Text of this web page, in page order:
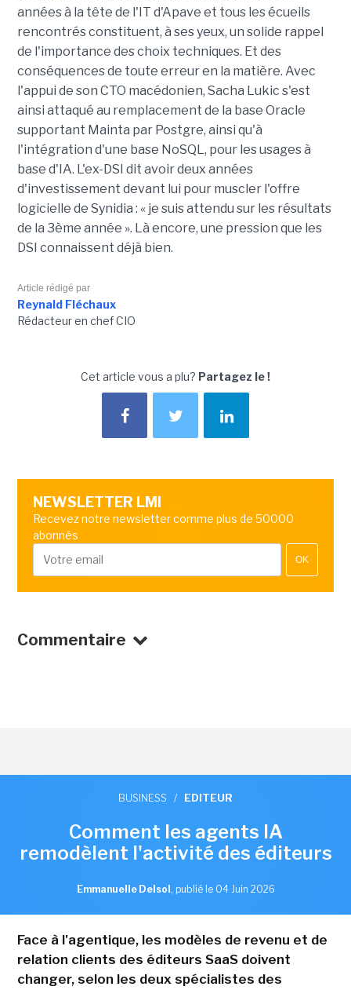
années à la tête de l'IT d'Apave et tous les écueils
rencontrés constituent, à ses yeux, un solide rappel
de l'importance des choix techniques. Et des
conséquences de toute erreur en la matière. Avec
l'appui de son CTO macédonien, Sacha Lukic s'est
ainsi attaqué au remplacement de la base Oracle
supportant Mainta par Postgre, ainsi qu'à
l'intégration d'une base NoSQL, pour les usages à
base d'IA. L'ex-DSI dit avoir deux années
d'investissement devant lui pour muscler l'offre
logicielle de Synidia : « je suis attendu sur les résultats
de la 3ème année ». Là encore, une pression que les
DSI connaissent déjà bien.
Article rédigé par
Reynald Fléchaux
Rédacteur en chef CIO
Cet article vous a plu? Partagez le !
NEWSLETTER LMI
Recevez notre newsletter comme plus de 50000
abonnés
OK
Commentaire
BUSINESS / EDITEUR
Comment les agents IA
remodèlent l'activité des éditeurs
Emmanuelle Delsol , publié le 04 Juin 2026
Face à l'agentique, les modèles de revenu et de
relation clients des éditeurs SaaS doivent
changer, selon les deux spécialistes des